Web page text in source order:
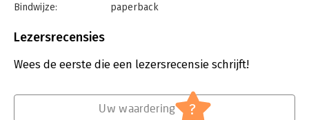
'Meester Mark zorgt voor minimaal een glimlach en soms zelfs
brein van een kind.' - Chantal Janzen
Bindwijze:
paperback
Uitgever:
Verschijningsdatum:
2-11-2021
Meester Mark
Lezersrecensies
Wees de eerste die een lezersrecensie schrijft!
Uw waardering ?